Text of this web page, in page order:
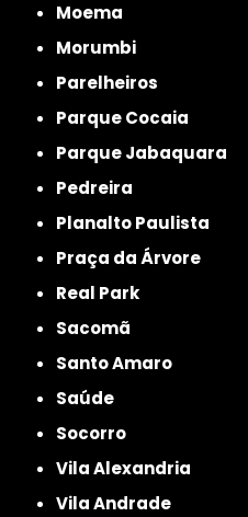
Moema
Morumbi
Parelheiros
Parque Cocaia
Parque Jabaquara
Pedreira
Planalto Paulista
Praça da Árvore
Real Park
Sacomã
Santo Amaro
Saúde
Socorro
Vila Alexandria
Vila Andrade